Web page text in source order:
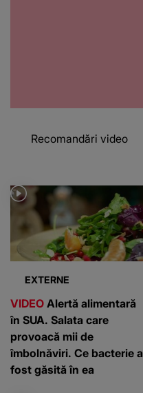
Recomandări video
EXTERNE
VIDEO Alertă alimentară
în SUA. Salata care
provoacă mii de
îmbolnăviri. Ce bacterie a
fost găsită în ea